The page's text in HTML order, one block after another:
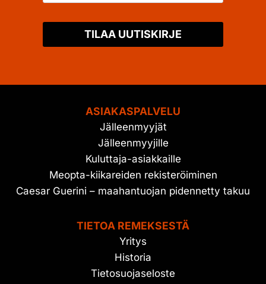
TILAA UUTISKIRJE
ASIAKASPALVELU
Jälleenmyyjät
Jälleenmyyjille
Kuluttaja-asiakkaille
Meopta-kiikareiden rekisteröiminen
Caesar Guerini – maahantuojan pidennetty takuu
TIETOA REMEKSESTÄ
Yritys
Historia
Tietosuojaseloste